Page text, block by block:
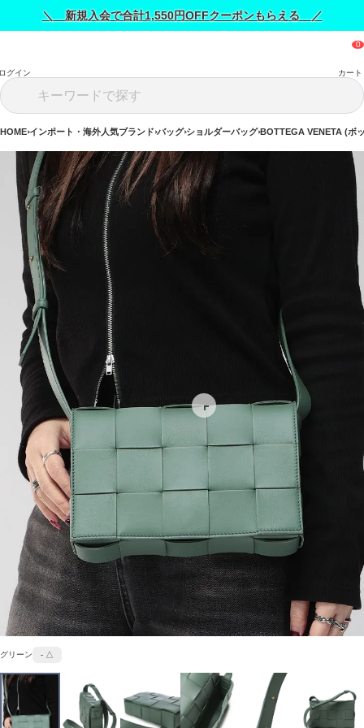
＼ 新規入会で合計1,550円OFFクーポンもらえる ／
グイン カート
HOME インポート・海外人気ブランド バッグ ショルダーバッグ BOTTEGA VENETA (ボ
グリーン - △